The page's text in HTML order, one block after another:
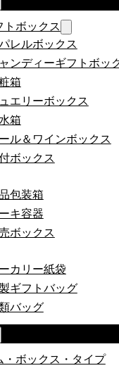
ボックス
レルボックス
ンディーギフトボッ
箱
エリーボックス
箱
ル＆ワインボックス
ボックス
包装箱
キ容器
ボックス
カリー紙袋
ギフトバッグ
バッグ
・ボックス・タイプ